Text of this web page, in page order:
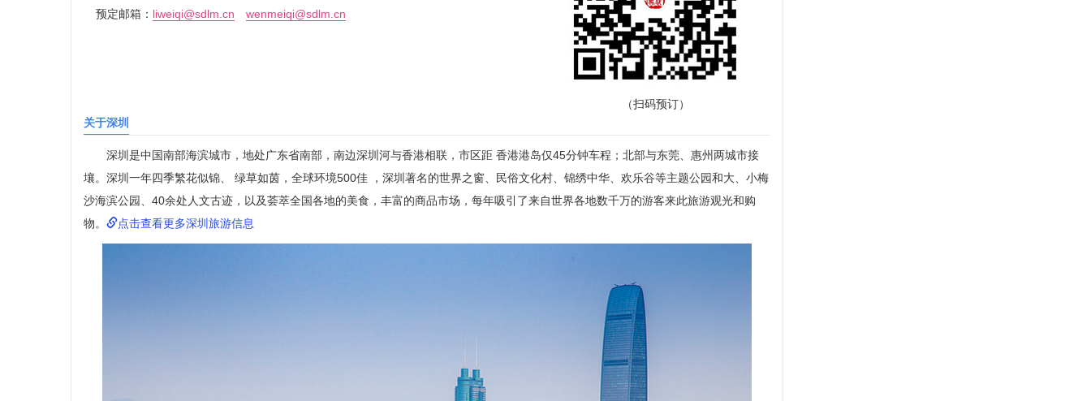
预定邮箱： liweiqi@sdlm.cn wenmeiqi@sdlm.cn
（扫码预订）
关于深圳
深圳是中国南部海滨城市，地处广东省南部，南边深圳河与香港相联，市区距 香港港岛仅45分钟车程；北部与东莞、惠州两城市接
壤。深圳一年四季繁花似锦、 绿草如茵，全球环境500佳 ，深圳著名的世界之窗、民俗文化村、锦绣中华、欢乐谷等主题公园和大、小梅
沙海滨公园、40余处人文古迹，以及荟萃全国各地的美食，丰富的商品市场，每年吸引了来自世界各地数千万的游客来此旅游观光和购
物。
点击查看更多深圳旅游信息